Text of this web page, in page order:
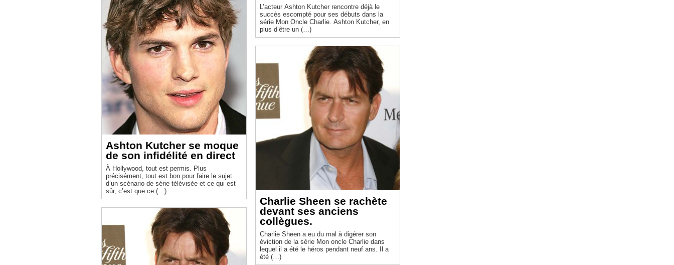
Ashton Kutcher se moque
de son infidélité en direct
À Hollywood, tout est permis. Plus
précisément, tout est bon pour faire le sujet
d’un scénario de série télévisée et ce qui est
sûr, c’est que ce (…)
L’acteur Ashton Kutcher rencontre déjà le
succès escompté pour ses débuts dans la
série Mon Oncle Charlie. Ashton Kutcher, en
plus d’être un (…)
Charlie Sheen se rachète
devant ses anciens
collègues.
Charlie Sheen a eu du mal à digérer son
éviction de la série Mon oncle Charlie dans
lequel il a été le héros pendant neuf ans. Il a
été (…)